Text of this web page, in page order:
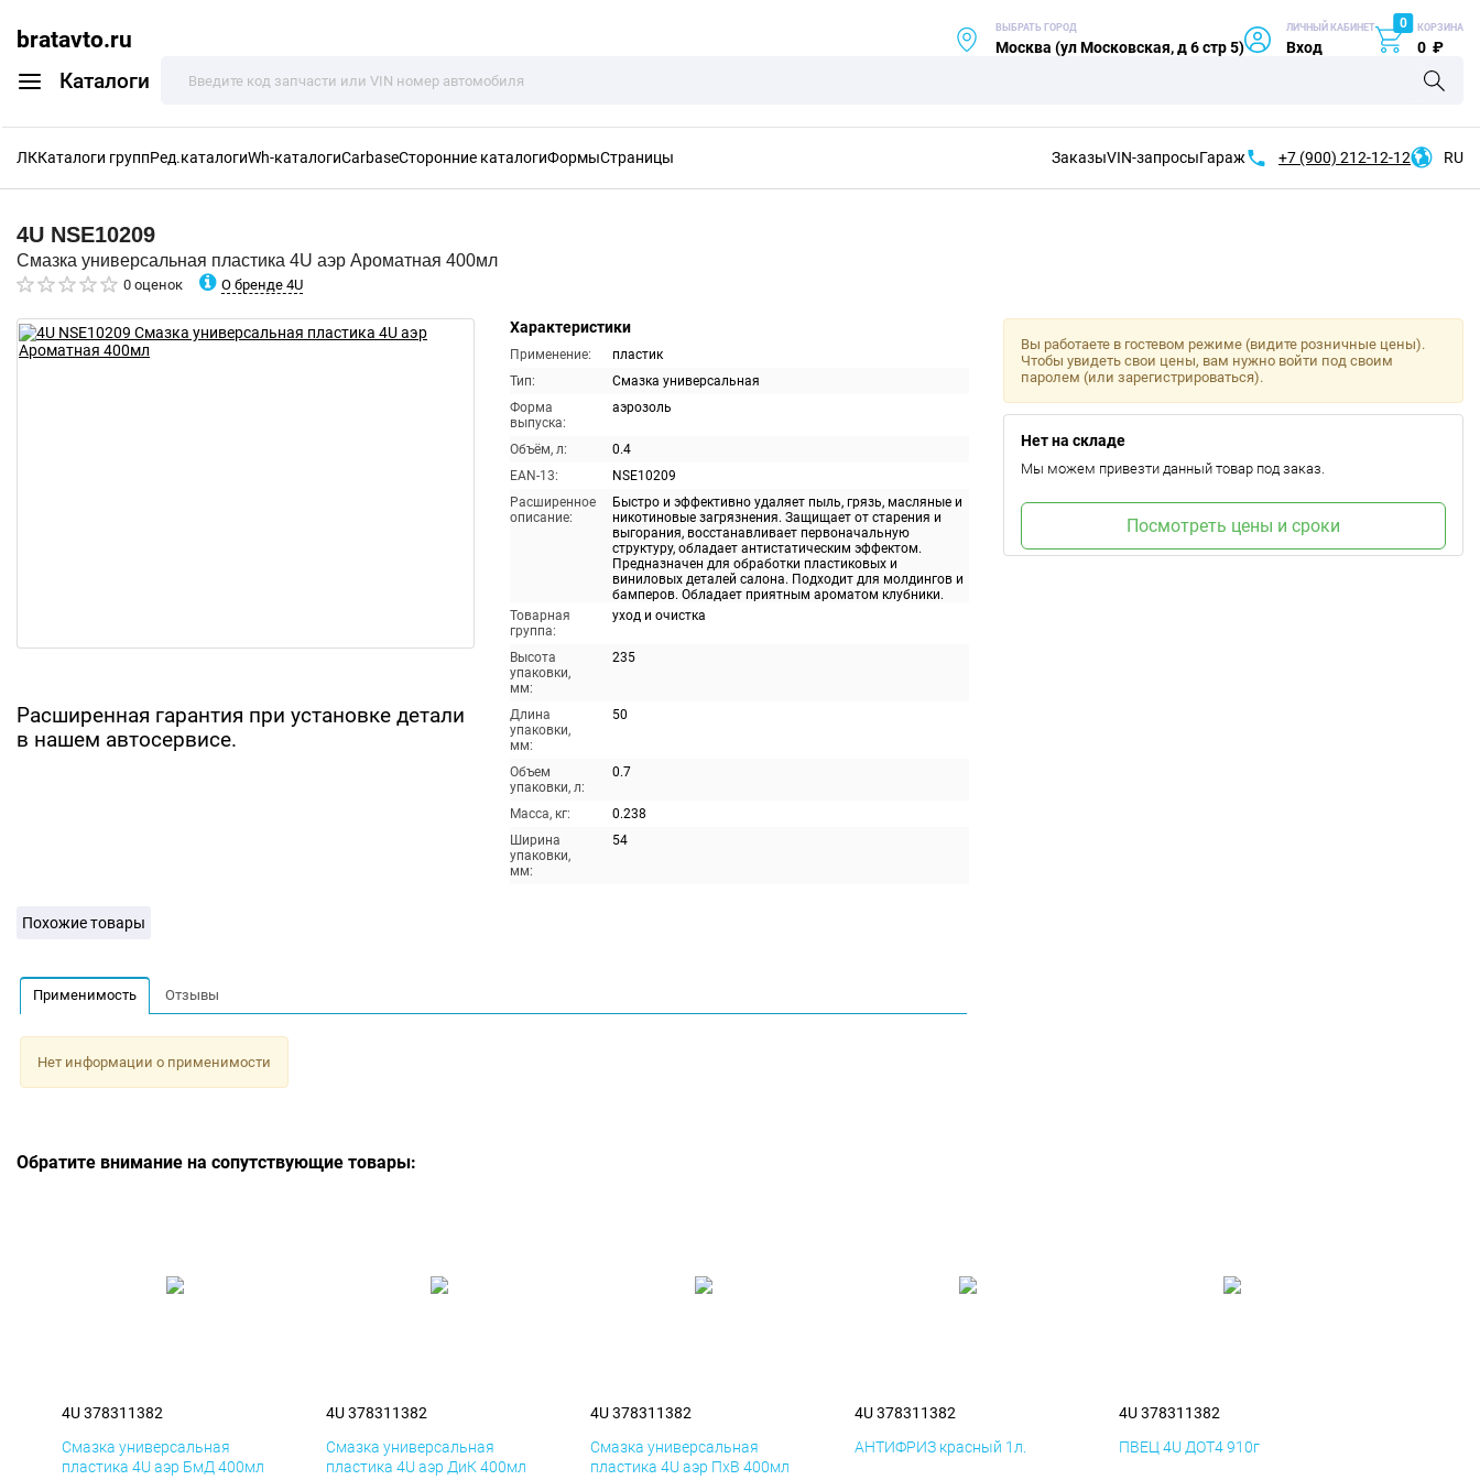
bratavto.ru
Каталоги
ВЫБРАТЬ ГОРОД
Москва (ул Московская, д 6 стр 5)
ЛИЧНЫЙ КАБИНЕТ
Вход
0 КОРЗИНА
0 ₽
ЛККаталоги группРед.каталогиWh-каталогиCarbaseСторонние каталогиФормыСтраницы ЗаказыVIN-запросыГараж +7 (900) 212-12-12 RU
4U NSE10209
Смазка универсальная пластика 4U аэр Ароматная 400мл
0 оценок О бренде 4U
Расширенная гарантия при установке детали
в нашем автосервисе.
Характеристики
Применение:
пластик
Тип:
Смазка универсальная
Форма
выпуска:
аэрозоль
Объём, л:
0.4
EAN-13:
NSE10209
Расширенное
описание:
Быстро и эффективно удаляет пыль, грязь, масляные и
никотиновые загрязнения. Защищает от старения и
выгорания, восстанавливает первоначальную
структуру, обладает антистатическим эффектом.
Предназначен для обработки пластиковых и
виниловых деталей салона. Подходит для молдингов и
бамперов. Обладает приятным ароматом клубники.
Товарная
группа:
уход и очистка
Высота
упаковки,
мм:
235
Длина
упаковки,
мм:
50
Объем
упаковки, л:
0.7
Масса, кг:
0.238
Ширина
упаковки,
мм:
54
Вы работаете в гостевом режиме (видите розничные цены).
Чтобы увидеть свои цены, вам нужно войти под своим
паролем (или зарегистрироваться).
Нет на складе
Мы можем привезти данный товар под заказ.
Посмотреть цены и сроки
Похожие товары
Применимость Отзывы
Нет информации о применимости
Обратите внимание на сопутствующие товары:
4U 378311382
Смазка универсальная
пластика 4U аэр БмД 400мл
4U 378311382
Смазка универсальная
пластика 4U аэр ДиК 400мл
4U 378311382
Смазка универсальная
пластика 4U аэр ПхВ 400мл
4U 378311382
АНТИФРИЗ красный 1л.
4U 378311382
ПВЕЦ 4U ДОТ4 910г